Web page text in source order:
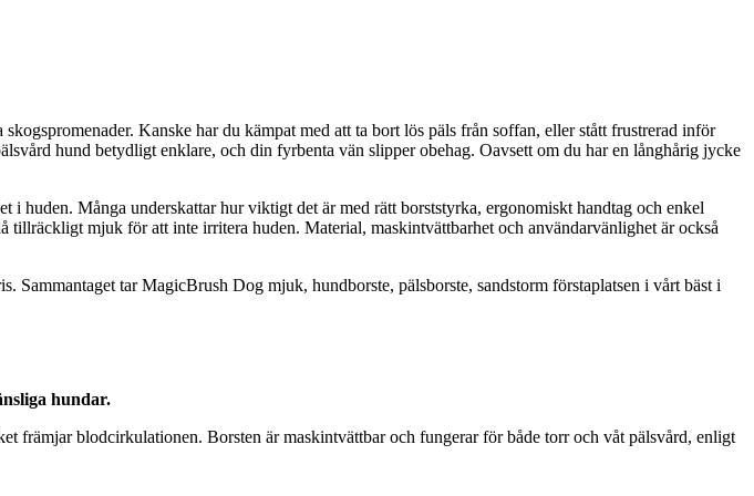
Kanske har du kämpat med att ta bort lös päls från soffan, eller stått frustrerad inför
hund betydligt enklare, och din fyrbenta vän slipper obehag. Oavsett om du har en långhårig jycke
i huden. Många underskattar hur viktigt det är med rätt borststyrka, ergonomiskt handtag och enkel
mjuk för att inte irritera huden. Material, maskintvättbarhet och användarvänlighet är också
tar MagicBrush Dog mjuk, hundborste, pälsborste, sandstorm förstaplatsen i vårt bäst i
hundar.
främjar blodcirkulationen. Borsten är maskintvättbar och fungerar för både torr och våt pälsvård, enligt